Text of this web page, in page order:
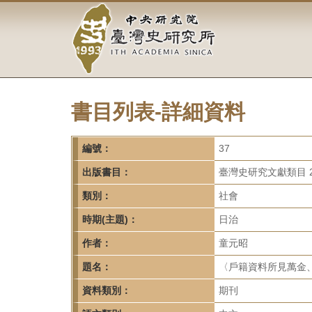
容
中
央
研
究
院-
臺
灣
史
研
究
所-
書目列表-詳細資料
編號： 37
出版書目： 臺灣史研究文獻類目
類別： 社會
時期(主題)： 日治
作者： 童元昭
題名： 〈戶籍資料所見萬
資料類別： 期刊